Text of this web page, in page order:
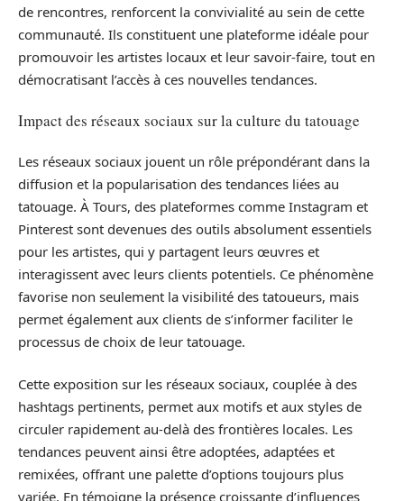
de rencontres, renforcent la convivialité au sein de cette
communauté. Ils constituent une plateforme idéale pour
promouvoir les artistes locaux et leur savoir-faire, tout en
démocratisant l’accès à ces nouvelles tendances.
Impact des réseaux sociaux sur la culture du tatouage
Les réseaux sociaux jouent un rôle prépondérant dans la
diffusion et la popularisation des tendances liées au
tatouage. À Tours, des plateformes comme Instagram et
Pinterest sont devenues des outils absolument essentiels
pour les artistes, qui y partagent leurs œuvres et
interagissent avec leurs clients potentiels. Ce phénomène
favorise non seulement la visibilité des tatoueurs, mais
permet également aux clients de s’informer faciliter le
processus de choix de leur tatouage.
Cette exposition sur les réseaux sociaux, couplée à des
hashtags pertinents, permet aux motifs et aux styles de
circuler rapidement au-delà des frontières locales. Les
tendances peuvent ainsi être adoptées, adaptées et
remixées, offrant une palette d’options toujours plus
variée. En témoigne la présence croissante d’influences